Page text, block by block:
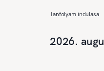
Tanfolyam indulása
2026.